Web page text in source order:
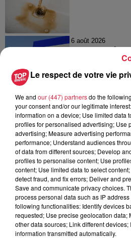
6 août 2026
Catherine
6 août 2026
Au zoo de
avec les
À découvrir
Le respect de votre vie
We and our (447) partnersdo the
your consent and/or our legitimate
information on a device; Use limited data
profiles for personalised advertising; Use
advertising; Measure advertising
performance; Understand audiences
of data from different sources; Develop
profiles to personalise content; Use
content; Use limited data to select
detect fraud, and fix errors; Deliver and
Save and communicate privacy choices.
process personal data such as IP
following functionalities: Identify devices
requested; Use precise geolocation data;
other data sources; Link different
information transmitted automatically.